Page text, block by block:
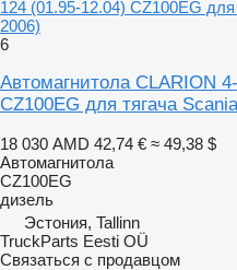
124 (01.95-12.04) CZ100EG
2006)
6
Автомагнитола CLARION
CZ100EG для тягача
18 030 AMD 42,74 € ≈ 49,38 $
Автомагнитола
CZ100EG
дизель
Эстония, Tallinn
TruckParts Eesti OÜ
Связаться с продавцом